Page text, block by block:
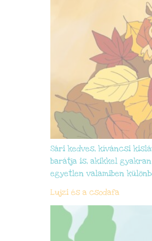
Sári kedves, kíváncsi
barátja is, akikkel
egyetlen valamiben
Lujzi és a csodafa